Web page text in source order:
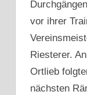
vor ihrer
Riesterer.
Ortlieb
nächsten